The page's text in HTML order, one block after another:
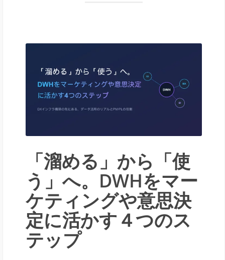
「溜める」から「使
う」へ。DWHをマー
ケティングや意思決
定に活かす４つのス
テップ